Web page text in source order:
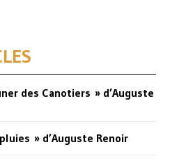
des Canotiers » d’Auguste
» d’Auguste Renoir